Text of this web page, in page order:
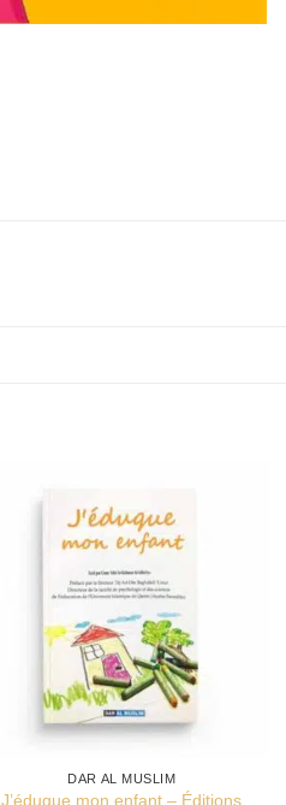
DAR AL MUSLIM
J’éduque mon enfant – Éditions